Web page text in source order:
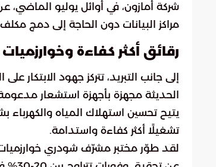
شركة أمازون، في أوائل يوليو
مراكز البيانات دون الحاجة إلى دمج
رقائق أكثر كفاءة
إلى جانب التبريد، تتركز جهود الابتكار
الحديثة مجهزة بأجهزة استشعار
يتيح تحسين استهلاك المياه
تشغيلًا أكثر كفاءة واستدامة.
لقد طوّر مختبر مشرّف شودري خوارزميات